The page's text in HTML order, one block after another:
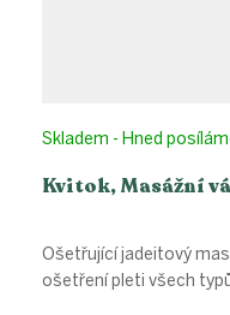
Kvitok, Masážní
Skladem - Hned
Ošetřující jadeitový
ošetření pleti všech